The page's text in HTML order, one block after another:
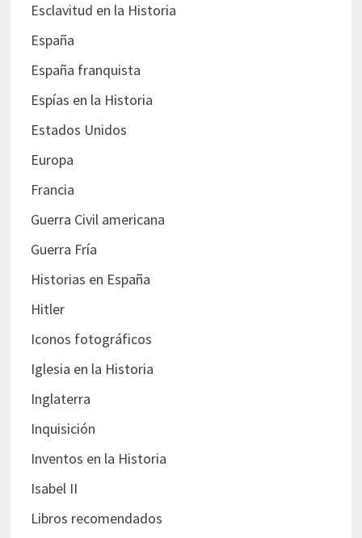
Esclavitud en la Historia
España
España franquista
Espías en la Historia
Estados Unidos
Europa
Francia
Guerra Civil americana
Guerra Fría
Historias en España
Hitler
Iconos fotográficos
Iglesia en la Historia
Inglaterra
Inquisición
Inventos en la Historia
Isabel II
Libros recomendados